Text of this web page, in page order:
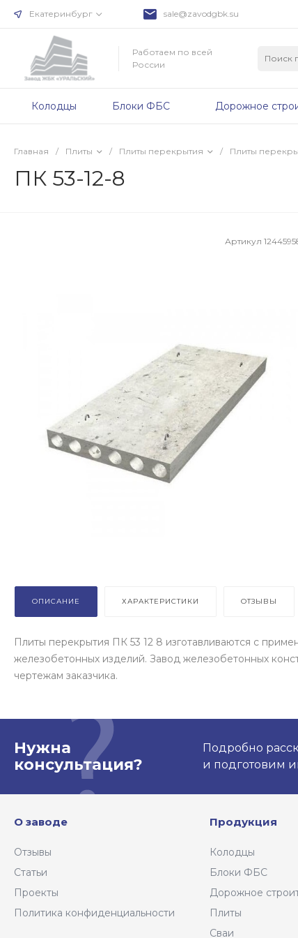
Екатеринбург sale@zavodgbk.su
Работаем по всей
России
Колодцы Блоки ФБС Дорожное
Главная / Плиты / Плиты перекрытия / Плиты
ПК 53-12-8
Артикул
ОПИСАНИЕ ХАРАКТЕРИСТИКИ ОТЗЫВЫ
Плиты перекрытия ПК 53 12 8 изготавливаются с
железобетонных изделий. Завод железобетонных
чертежам заказчика.
Нужна
консультация?
Подробно
и подготовим
О заводе
Отзывы
Статьи
Проекты
Политика конфиденциальности
Продукция
Колодцы
Блоки ФБС
Дорожное
Плиты
Сваи